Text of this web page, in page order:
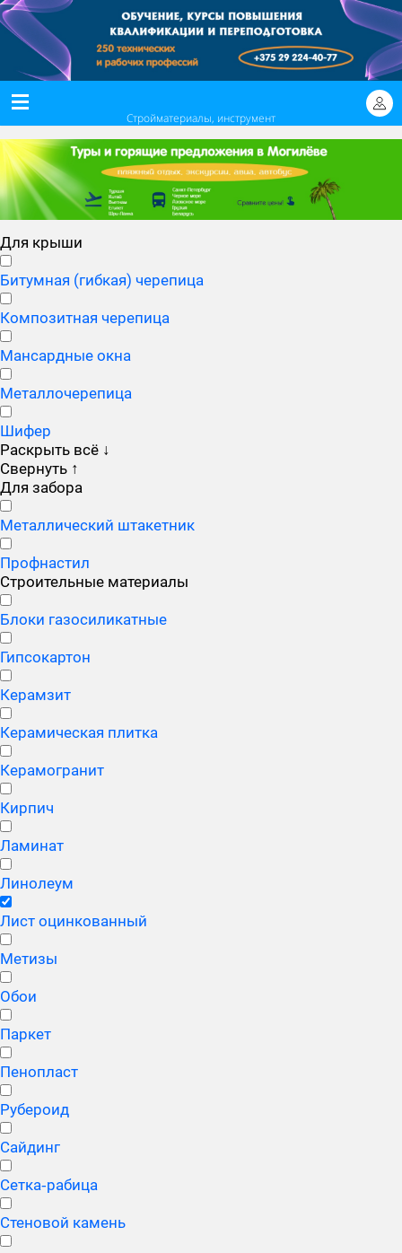
Стройматериалы, инструмент
Для крыши
Битумная (гибкая) черепица
Композитная черепица
Мансардные окна
Металлочерепица
Шифер
Раскрыть всё ↓
Свернуть ↑
Для забора
Металлический штакетник
Профнастил
Строительные материалы
Блоки газосиликатные
Гипсокартон
Керамзит
Керамическая плитка
Керамогранит
Кирпич
Ламинат
Линолеум
Лист оцинкованный
Метизы
Обои
Паркет
Пенопласт
Рубероид
Сайдинг
Сетка‑рабица
Стеновой камень